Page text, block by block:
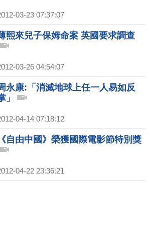
03-23 07:37:07
熙來兒子保姆命案 英國要求調查
03-26 04:54:07
永康:「消滅地球上任一人易如反
」
04-14 07:18:12
《自由中國》榮獲國際電影節特別獎
04-22 23:36:21